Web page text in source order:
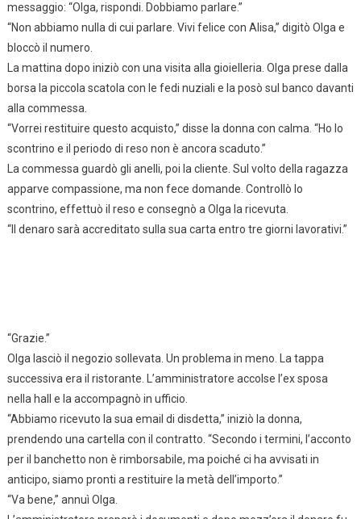
messaggio: “Olga, rispondi. Dobbiamo parlare.”
“Non abbiamo nulla di cui parlare. Vivi felice con Alisa,” digitò Olga e
bloccò il numero.
La mattina dopo iniziò con una visita alla gioielleria. Olga prese dalla
borsa la piccola scatola con le fedi nuziali e la posò sul banco davanti
alla commessa.
“Vorrei restituire questo acquisto,” disse la donna con calma. “Ho lo
scontrino e il periodo di reso non è ancora scaduto.”
La commessa guardò gli anelli, poi la cliente. Sul volto della ragazza
apparve compassione, ma non fece domande. Controllò lo
scontrino, effettuò il reso e consegnò a Olga la ricevuta.
“Il denaro sarà accreditato sulla sua carta entro tre giorni lavorativi.”
“Grazie.”
Olga lasciò il negozio sollevata. Un problema in meno. La tappa
successiva era il ristorante. L’amministratore accolse l’ex sposa
nella hall e la accompagnò in ufficio.
“Abbiamo ricevuto la sua email di disdetta,” iniziò la donna,
prendendo una cartella con il contratto. “Secondo i termini, l’acconto
per il banchetto non è rimborsabile, ma poiché ci ha avvisati in
anticipo, siamo pronti a restituire la metà dell’importo.”
“Va bene,” annuì Olga.